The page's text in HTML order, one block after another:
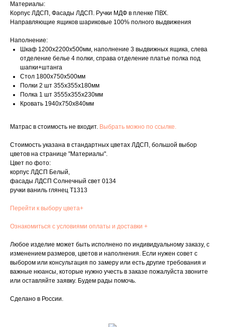
Материалы:
Корпус ЛДСП, Фасады ЛДСП. Ручки МДФ в пленке ПВХ.
Направляющие ящиков шариковые 100% полного выдвижения
Наполнение:
Шкаф 1200х2200х500мм, наполнение 3 выдвижных ящика, слева
отделение белье 4 полки, справа отделение платье полка под
шапки+штанга
Стол 1800х750х500мм
Полки 2 шт 355х355х180мм
Полка 1 шт 3555х355х230мм
Кровать 1940х750х840мм
Матрас в стоимость не входит. Выбрать можно по ссылке.
Стоимость указана в стандартных цветах ЛДСП, большой выбор
цветов на странице "Материалы".
Цвет по фото:
корпус ЛДСП Белый,
фасады ЛДСП Солнечный свет 0134
ручки ваниль глянец Т1313
Перейти к выбору цвета+
Ознакомиться с условиями оплаты и доставки +
Любое изделие может быть исполнено по индивидуальному заказу, с
изменением размеров, цветов и наполнения. Если нужен совет с
выбором или консультация по замеру или есть другие требования и
важные нюансы, которые нужно учесть в заказе пожалуйста звоните
или оставляйте заявку. Будем рады помочь.
Сделано в России.